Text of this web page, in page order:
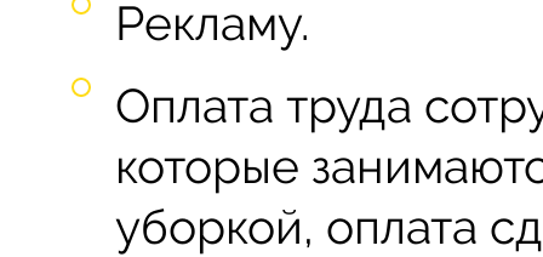
Рекламу.
Оплата труда
которые
уборкой, оплата